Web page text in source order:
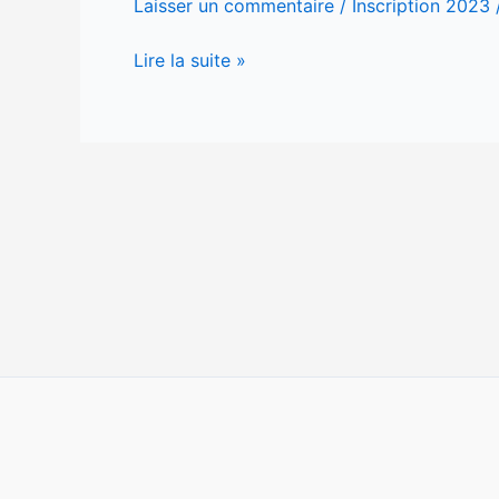
Laisser un commentaire / Inscription 2023
ligne
Lire la suite »